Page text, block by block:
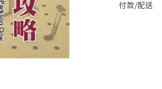
付款/配送